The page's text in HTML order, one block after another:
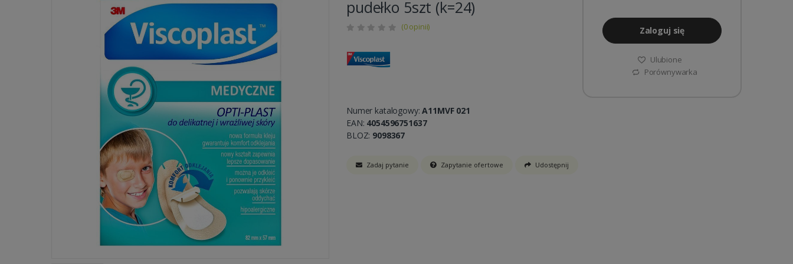
pudełko 5szt (k=24)
(0 opinii)
Numer katalogowy:A11MVF 021
EAN: 4054596751637
BLOZ: 9098367
Zadaj pytanie Zapytanie ofertowe Udostępnij
Zaloguj się
Ulubione
Porównywarka